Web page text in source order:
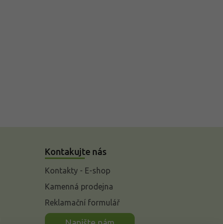
Kontakujte nás
Kontakty - E-shop
Kamenná prodejna
Reklamační formulář